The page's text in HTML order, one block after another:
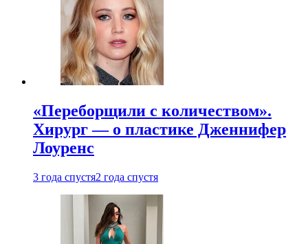
«Переборщили с количеством».
Хирург — о пластике Дженнифер
Лоуренс
3 года спустя2 года спустя